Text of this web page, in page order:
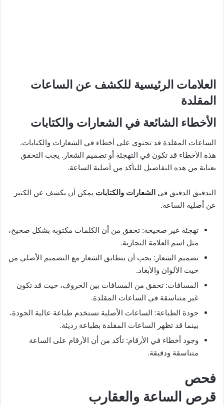
العلامات الرئيسية للكشف عن الساعات
المقلدة
الأخطاء الشائعة في الشعارات والكتابات
الساعات المقلدة قد تحتوي على أخطاء في الشعارات والكتابات.
هذه الأخطاء قد تكون في التهجئة أو تصميم الشعار. يجب التحقق
بعناية من هذه التفاصيل للتأكد من أصلية الساعة.
التدقيق الدقيق في الشعارات والكتابات يمكن أن يكشف عن الكثير
عن أصلية الساعة.
تهجئة غير صحيحة: تحقق من أن الكلمات مكتوبة بشكل صحيح،
مثل اسم العلامة التجارية.
تصميم الشعار: يجب أن يتطابق الشعار مع التصميم الأصلي من
حيث الألوان والأبعاد.
المسافات: تحقق من المسافات بين الحروف، حيث قد تكون
غير متناسقة في الساعات المقلدة.
جودة الطباعة: الساعات الأصلية تستخدم طباعة عالية الجودة،
بينما قد تظهر الساعات المقلدة بطباعة رديئة.
وجود أخطاء في الأرقام: تأكد من أن الأرقام على الساعة
متناسقة ودقيقة.
فحص
قرص الساعة والعقارب